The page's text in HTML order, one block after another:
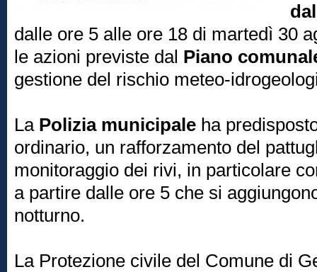
dalle ore 5 alle ore 18 di martedì 30
le azioni previste dal Piano
gestione del rischio meteo-
La Polizia municipale ha
ordinario, un rafforzamento del
monitoraggio dei rivi, in particolare
a partire dalle ore 5 che si
notturno.
La Protezione civile del Comune di